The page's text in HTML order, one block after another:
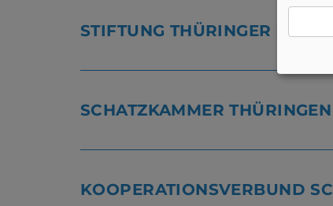
STIFTUNG THÜRINGER
SCHATZKAMMER THÜRINGEN
KOOPERATIONSVERBUND